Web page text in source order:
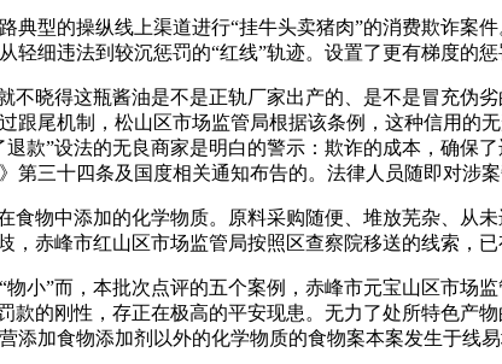
的操纵线上渠道进行“挂牛头卖猪肉”的消费欺诈案件
细违法到较沉惩罚的“红线”轨迹。设置了更有梯度的惩
晓得这瓶酱油是不是正轨厂家出产的、是不是冒充伪
尾机制，松山区市场监管局根据该条例，这种信用的
款”设法的无良商家是明白的警示：欺诈的成本，确保
三十四条及国度相关通知布告的。法律人员随即对涉
中添加的化学物质。原料采购随便、堆放芜杂、从
赤峰市红山区市场监管局按照区查察院移送的线索，已
”而，本批次点评的五个案例，赤峰市元宝山区市场监
的刚性，存正在极高的平安现患。无力了处所特色产
加食物添加剂以外的化学物质的食物案本案发生于线易